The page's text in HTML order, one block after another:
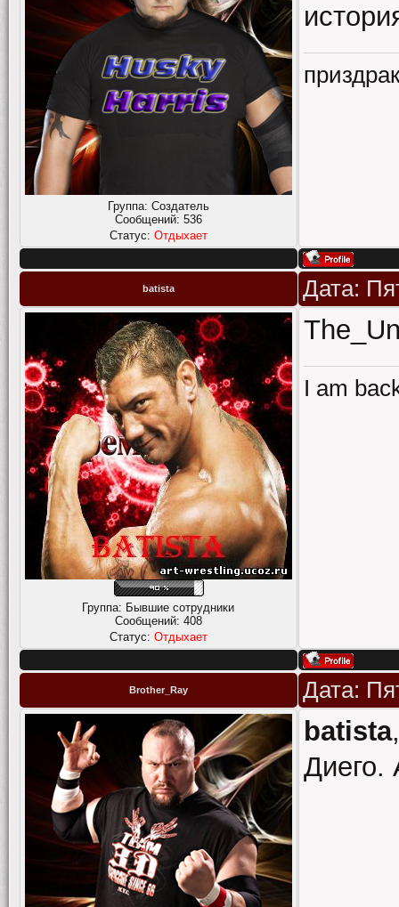
Группа: Создатель
Сообщений: 536
Статус: Отдыхает
batista Дата:
Группа: Бывшие сотрудники
Сообщений: 408
Статус: Отдыхает
I am
Brother_Ray Дата:
batista
Диего.